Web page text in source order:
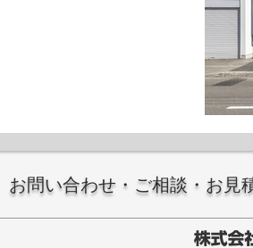
お問い合わせ・ご相談・お見